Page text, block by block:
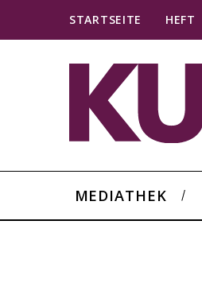
STARTSEITE HEFT
MEDIATHEK